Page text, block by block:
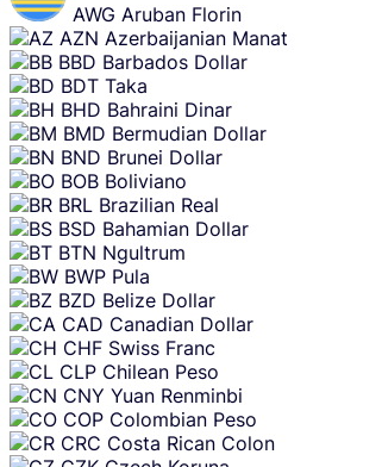
AWG Aruban Florin
AZN Azerbaijanian Manat
BBD Barbados Dollar
BDT Taka
BHD Bahraini Dinar
BMD Bermudian Dollar
BND Brunei Dollar
BOB Boliviano
BRL Brazilian Real
BSD Bahamian Dollar
BTN Ngultrum
BWP Pula
BZD Belize Dollar
CAD Canadian Dollar
CHF Swiss Franc
CLP Chilean Peso
CNY Yuan Renminbi
COP Colombian Peso
CRC Costa Rican Colon